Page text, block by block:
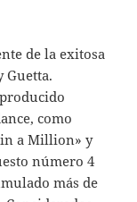
de la exitosa
Guetta.
como
in a Million» y
número 4
más de